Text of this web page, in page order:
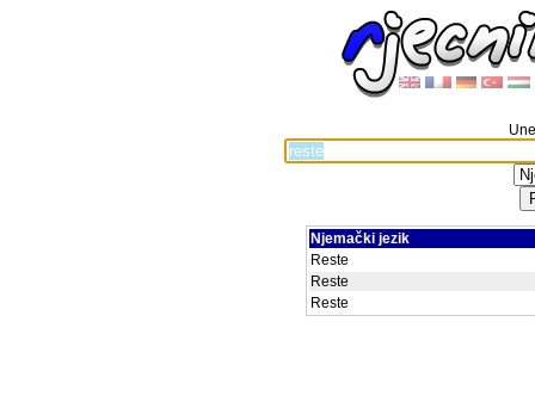
Njemački jezik
Reste
Reste
Reste